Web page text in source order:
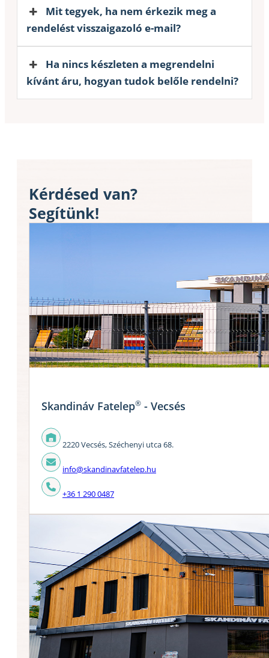
Mit tegyek, ha nem érkezik meg a
rendelést visszaigazoló e-mail?
Ha nincs készleten a megrendelni
kívánt áru, hogyan tudok belőle rendelni?
Kérdésed van?
Segítünk!
Skandináv Fatelep® - Vecsés
2220 Vecsés, Széchenyi utca 68.
info@skandinavfatelep.hu
+36 1 290 0487